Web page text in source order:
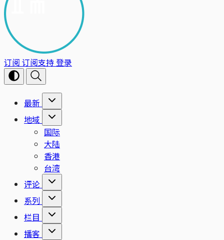
订阅 订阅支持登录
最新
地域
国际
大陆
香港
台湾
评论
系列
栏目
播客